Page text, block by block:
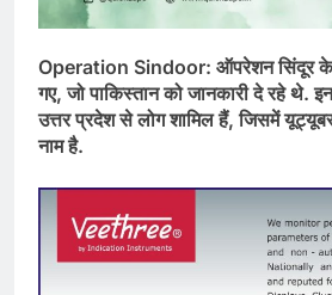
Operation Sindoor: ऑपरेशन सिंदूर
गए, जो पाकिस्तान को जानकारी दे रहे थे.
उत्तर प्रदेश से लोग शामिल हैं, जिसमें यूट्यूबर
नाम है.